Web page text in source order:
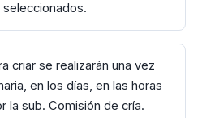
criar se realizarán una vez
en los días, en las horas
la sub. Comisión de cría.